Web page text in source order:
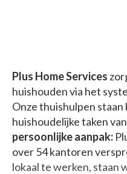
Plus Home Services
huishouden via het
Onze thuishulpen staan
huishoudelijke taken
persoonlijke aanpak:
over 54 kantoren
lokaal te werken, staan